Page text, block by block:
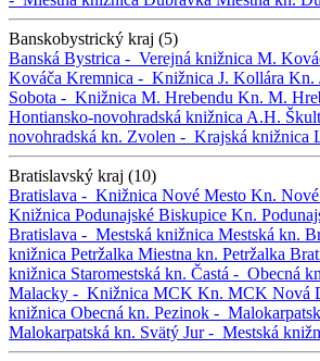
Banskobystrický kraj (5)
Banská Bystrica - Verejná knižnica M.
Kováča Kremnica - Knižnica J. Kollára Kn.
Sobota - Knižnica M. Hrebendu Kn. M.
Hontiansko-novohradská knižnica A.H.
novohradská kn. Zvolen - Krajská knižnica
Bratislavský kraj (10)
Bratislava - Knižnica Nové Mesto Kn.
Knižnica Podunajské Biskupice Kn.
Bratislava - Mestská knižnica Mestská kn.
knižnica Petržalka Miestna kn. Petržalka
knižnica Staromestská kn. Častá - Obecná
Malacky - Knižnica MCK Kn. MCK Nová
knižnica Obecná kn. Pezinok -
Malokarpatská kn. Svätý Jur - Mestská